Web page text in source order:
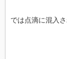
では点滴に混入